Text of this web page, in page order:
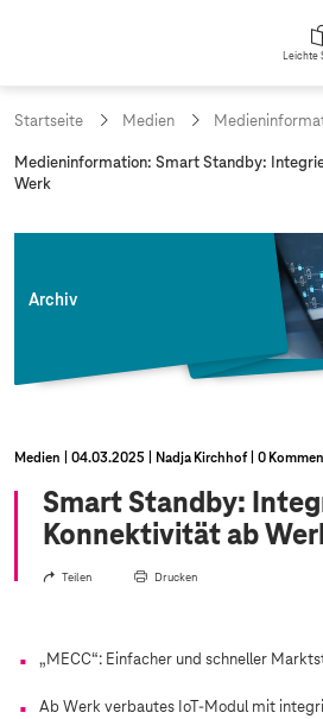
Leichte
Startseite Medien
a
k
Medieninformation: Smart Standby:
Werk
Archiv
Medien 04.03.2025 Nadja Kirchhof 0
Smart Standby:
Konnektivität ab
Teilen Drucken
„MECC“: Einfacher und schneller
Ab Werk verbautes IoT-Modul mit